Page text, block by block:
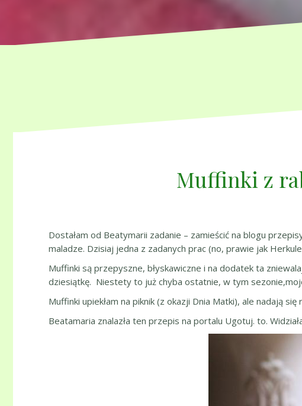
Muffinki z
Dostałam od Beatymarii zadanie – zamieścić na blogu
maladze. Dzisiaj jedna z zadanych prac (no, prawie jak
Muffinki są przepyszne, błyskawiczne i na dodatek ta
dziesiątkę. Niestety to już chyba ostatnie, w tym
Muffinki upiekłam na piknik (z okazji Dnia Matki), ale nadają
Beatamaria znalazła ten przepis na portalu Ugotuj. to.